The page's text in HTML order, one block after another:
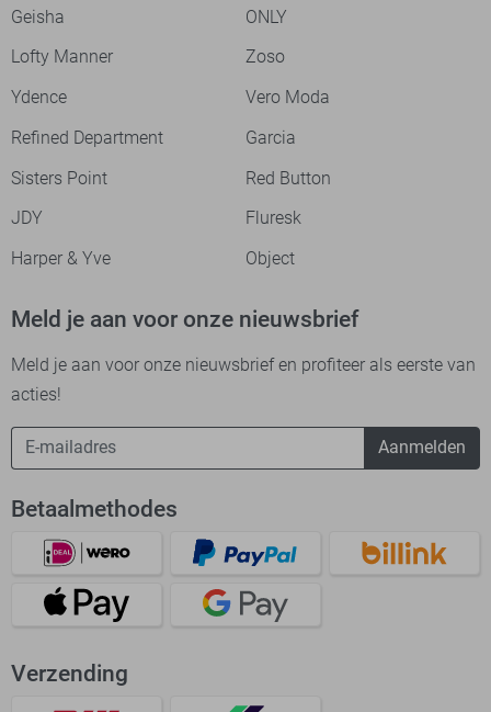
Geisha
ONLY
Lofty Manner
Zoso
Ydence
Vero Moda
Refined Department
Garcia
Sisters Point
Red Button
JDY
Fluresk
Harper & Yve
Object
Meld je aan voor onze nieuwsbrief
Meld je aan voor onze nieuwsbrief en profiteer als eerste van
acties!
Aanmelden
Betaalmethodes
Verzending